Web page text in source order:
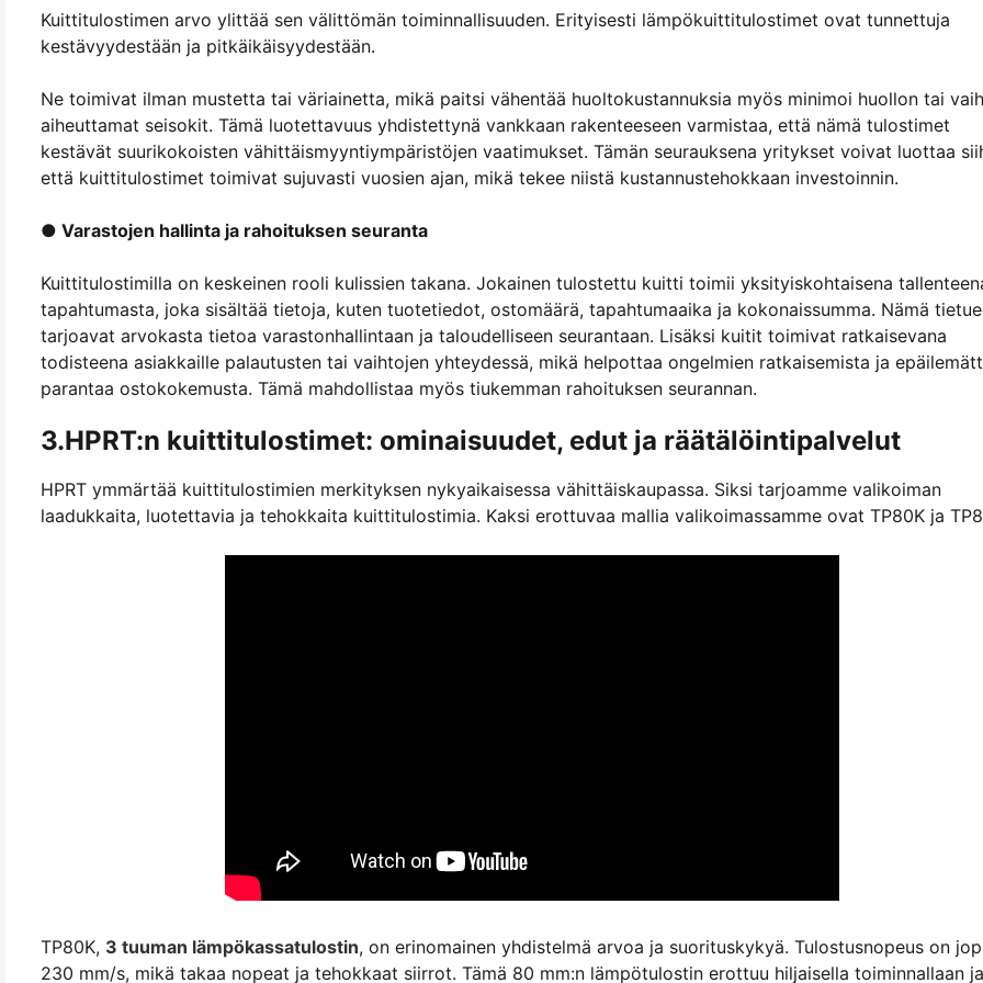
Kuittitulostimen arvo ylittää sen välittömän toiminnallisuuden. Erityisesti lämpökuittitulostimet ovat tunnettuja
kestävyydestään ja pitkäikäisyydestään.
Ne toimivat ilman mustetta tai väriainetta, mikä paitsi vähentää huoltokustannuksia myös minimoi huollon tai
aiheuttamat seisokit. Tämä luotettavuus yhdistettynä vankkaan rakenteeseen varmistaa, että nämä tulostimet
kestävät suurikokoisten vähittäismyyntiympäristöjen vaatimukset. Tämän seurauksena yritykset voivat luottaa
että kuittitulostimet toimivat sujuvasti vuosien ajan, mikä tekee niistä kustannustehokkaan investoinnin.
● Varastojen hallinta ja rahoituksen seuranta
Kuittitulostimilla on keskeinen rooli kulissien takana. Jokainen tulostettu kuitti toimii yksityiskohtaisena
tapahtumasta, joka sisältää tietoja, kuten tuotetiedot, ostomäärä, tapahtumaaika ja kokonaissumma. Nämä
tarjoavat arvokasta tietoa varastonhallintaan ja taloudelliseen seurantaan. Lisäksi kuitit toimivat ratkaisevana
todisteena asiakkaille palautusten tai vaihtojen yhteydessä, mikä helpottaa ongelmien ratkaisemista ja
parantaa ostokokemusta. Tämä mahdollistaa myös tiukemman rahoituksen seurannan.
3.HPRT:n kuittitulostimet: ominaisuudet, edut ja räätälöintipalvelut
HPRT ymmärtää kuittitulostimien merkityksen nykyaikaisessa vähittäiskaupassa. Siksi tarjoamme valikoiman
laadukkaita, luotettavia ja tehokkaita kuittitulostimia. Kaksi erottuvaa mallia valikoimassamme ovat TP80K ja
TP80K, 3 tuuman lämpökassatulostin, on erinomainen yhdistelmä arvoa ja suorituskykyä. Tulostusnopeus on
230 mm/s, mikä takaa nopeat ja tehokkaat siirrot. Tämä 80 mm:n lämpötulostin erottuu hiljaisella toiminnallaan ja